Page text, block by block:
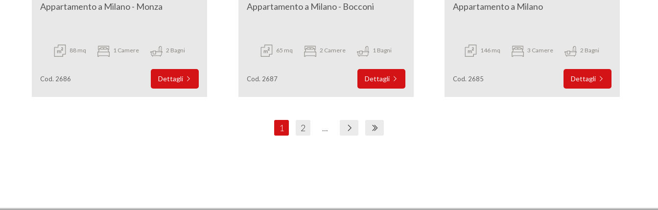
Appartamento a Milano - Monza
88 mq 1 Camere 2 Bagni
Cod. 2686 Dettagli
Appartamento a Milano - Bocconi
65 mq 2 Camere 1 Bagni
Cod. 2687 Dettagli
Appartamento a Milano
146 mq 3 Camere 2 Bagni
Cod. 2685 Dettagli
1 2 ...